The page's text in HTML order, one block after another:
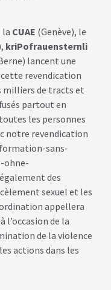
la CUAE (Genève), le
kriPofrauensternli
lancent une
revendication
milliers de tracts et
partout en
les personnes
notre revendication
sans-
ohne-
des
sexuel et les
appellera
l’occasion de la
de la violence
actions dans les